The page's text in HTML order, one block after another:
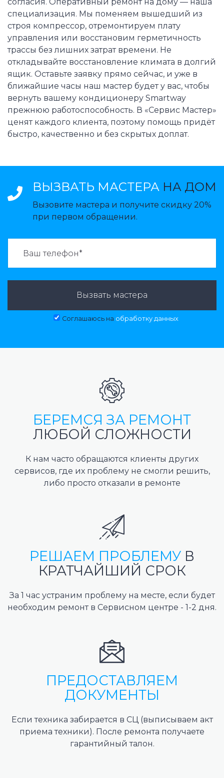
специализация. Мы поменяем вышедший из
строя компрессор, отремонтируем плату
управления или восстановим герметичность
трассы без лишних затрат времени. Не
откладывайте восстановление климата в долгий
ящик. Оставьте заявку прямо сейчас, и уже в
ближайшие часы наш мастер будет у вас, чтобы
вернуть вашему кондиционеру Smartway
прежнюю работоспособность. В «Сервис Мастер»
ценят каждого клиента, поэтому помощь придёт
быстро, качественно и без скрытых доплат.
ВЫЗВАТЬ МАСТЕРА НА ДОМ
Вызовите мастера и получите скидку 20%
при первом обращении.
Вызвать мастера
Соглашаюсь на обработку данных
БЕРЕМСЯ ЗА РЕМОНТ
ЛЮБОЙ СЛОЖНОСТИ
К нам часто обращаются клиенты других
сервисов, где их проблему не смогли решить,
либо просто отказали в ремонте
РЕШАЕМ ПРОБЛЕМУ В
КРАТЧАЙШИЙ СРОК
За 1 час устраним проблему на месте, если будет
необходим ремонт в Сервисном центре - 1-2 дня.
ПРЕДОСТАВЛЯЕМ
ДОКУМЕНТЫ
Если техника забирается в СЦ (выписываем акт
приема техники). После ремонта получаете
гарантийный талон.